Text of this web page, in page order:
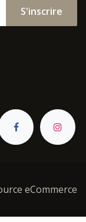
S'inscrire
eCommerce